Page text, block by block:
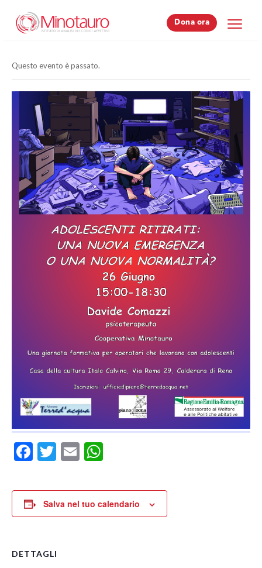
Dona ora
Dona ora
Questo evento è passato.
Facebook
Twitter
Email
Salva nel tuo calendario
DETTAGLI